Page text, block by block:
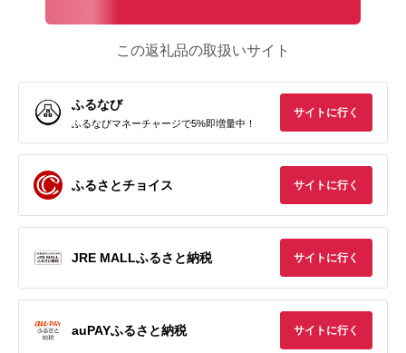
この返礼品の取扱いサイト
ふるなび
ふるなびマネーチャージで5%即増量中！
サイトに行く
ふるさとチョイス サイトに行く
JRE MALLふるさと納税 サイトに行く
auPAYふるさと納税 サイトに行く